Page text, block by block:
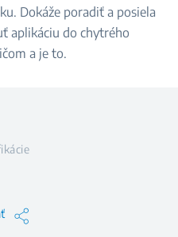
Dokáže poradiť a posiela
aplikáciu do chytrého
a je to.